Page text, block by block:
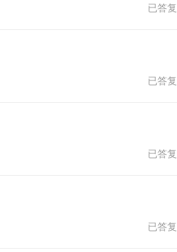
已答复
已答复
已答复
已答复